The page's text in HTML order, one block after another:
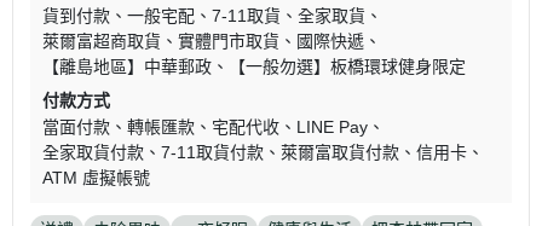
貨到付款
一般宅配 7-11取貨
全家取貨
萊爾富超商取貨
實體門市取貨
國際快遞
【離島地區】中華郵政
【一般勿選】板橋環球健身限定
付款方式
當面付款
轉帳匯款 宅配代收
LINE Pay
全家取貨付款
7-11取貨付款 萊爾富取貨付款
信用卡
ATM 虛擬帳號